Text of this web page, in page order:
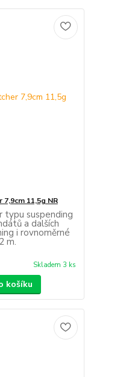
11,5g NR
suspending
a dalších
i rovnoměrné
m.
Skladem 3 ks
košíku